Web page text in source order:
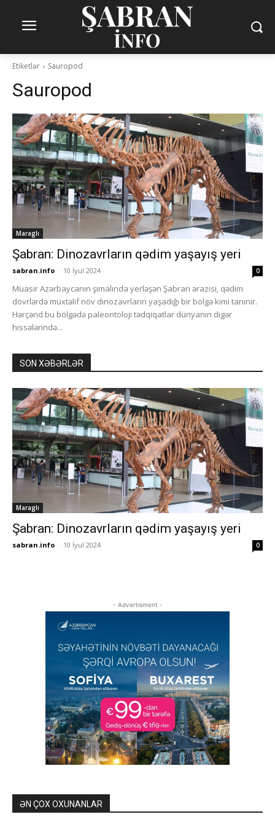
Etiketlər Sauropod
Sauropod
Maraglı
Şabran: Dinozavrların qədim yaşayış yeri
sabran.info - 10 İyul 2024 0
Müasir Azərbaycanın şimalında yerləşən Şabran ərazisi, qədim
dövrlərdə müxtəlif növ dinozavrların yaşadığı bir bölgə kimi tanınır.
Hərçənd bu bölgədə paleontoloji tədqiqatlar dünyanın digər
hissələrində...
SON XƏBƏRLƏR
Maraglı
Şabran: Dinozavrların qədim yaşayış yeri
sabran.info - 10 İyul 2024 0
- Advertisment -
ƏN ÇOX OXUNANLAR